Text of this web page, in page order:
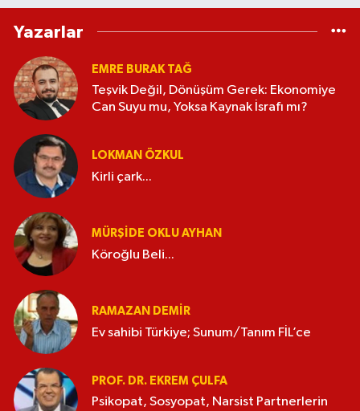
Yazarlar
EMRE BURAK TAĞ
Teşvik Değil, Dönüşüm Gerek: Ekonomiye
Can Suyu mu, Yoksa Kaynak İsrafı mı?
LOKMAN ÖZKUL
Kirli çark...
MÜRŞIDE OKLU AYHAN
Köroğlu Beli...
RAMAZAN DEMİR
Ev sahibi Türkiye; Sunum/Tanım FİL’ce
PROF. DR. EKREM ÇULFA
Psikopat, Sosyopat, Narsist Partnerlerin